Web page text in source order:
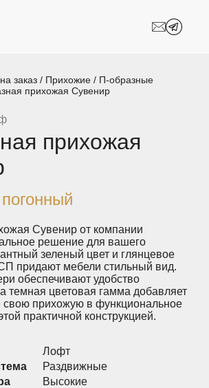
Межкомнатные
Мебель в ванную
Тумбы
по
Гардеробные
заказ / Прихожие / П-образные
прихожая Сувенир
прихожая
Сувенир от компании
решение для вашего
зеленый цвет и глянцевое
придают мебели стильный вид.
обеспечивают удобство
темная цветовая гамма добавляет
свою прихожую в функциональное
практичной конструкцией.
Лофт
Раздвижные
Высокие